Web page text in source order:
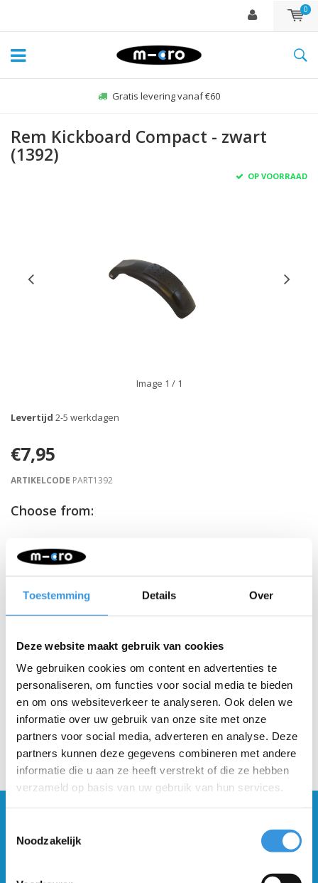
Toestemming Details Over
Deze website maakt gebruik van cookies
We gebruiken cookies om content en advertenties te
personaliseren, om functies voor social media te bieden
en om ons websiteverkeer te analyseren. Ook delen we
informatie over uw gebruik van onze site met onze
partners voor social media, adverteren en analyse. Deze
partners kunnen deze gegevens combineren met andere
informatie die u aan ze heeft verstrekt of die ze hebben
verzameld op basis van uw gebruik van hun services.
Noodzakelijk
0
Gratis levering vanaf €60
Rem Kickboard Compact - zwart
(1392)
OP VOORRAAD
Image 1 / 1
Levertijd 2-5 werkdagen
€7,95
ARTIKELCODE PART1392
Choose from:
- +
Gratis verzending vanaf €60
nieuwsbrief